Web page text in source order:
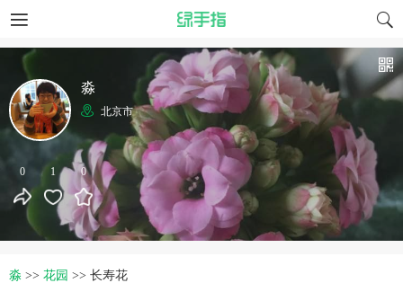
0 1 0
淼
北京市
淼 >> 花园 >> 长寿花